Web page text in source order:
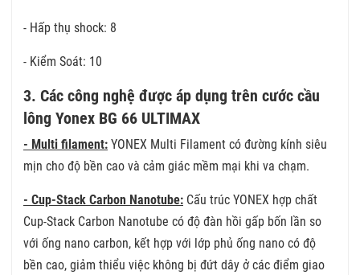
- Hấp thụ shock: 8
- Kiểm Soát: 10
3. Các công nghệ được áp dụng trên cước cầu
lông Yonex BG 66 ULTIMAX
- Multi filament: YONEX Multi Filament có đường kính siêu
mịn cho độ bền cao và cảm giác mềm mại khi va chạm.
- Cup-Stack Carbon Nanotube: Cấu trúc YONEX hợp chất
Cup-Stack Carbon Nanotube có độ đàn hồi gấp bốn lần so
với ống nano carbon, kết hợp với lớp phủ ống nano có độ
bền cao, giảm thiểu việc không bị đứt dây ở các điểm giao